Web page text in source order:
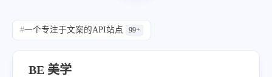
#一个专注于文案的API站点 99+
BE 美学